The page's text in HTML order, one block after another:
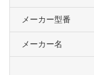
メーカー型番
メーカー名